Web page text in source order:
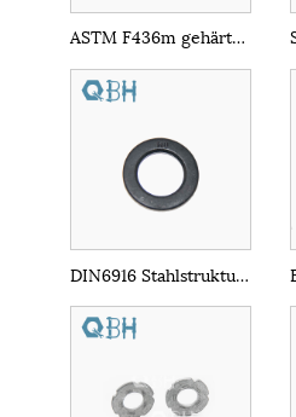
ASTM F436m gehärtete HDG-Unterlegscheibe
DIN6916 Stahlstruktur flacher Waschmaschine